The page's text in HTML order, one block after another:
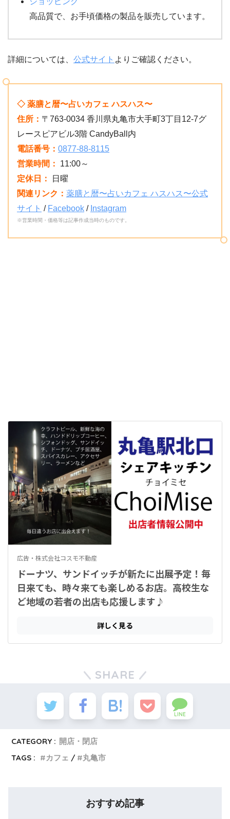
高品質で、お手頃価格の製品を販売しています。
詳細については、 公式サイト よりご確認ください。
◇ 薬膳と暦〜占いカフェ ハスハス〜
住所： 〒763-0034 香川県丸亀市大手町3丁目12-7グ
レースピアビル3階 CandyBall内
電話番号： 0877-88-8115
営業時間：
11:00～
定休日：
日曜
関連リンク： 薬膳と暦〜占いカフェ ハスハス〜公式
サイト / Facebook / Instagram
※営業時間・価格等は記事作成当時のものです。
SHARE
LINE
CATEGORY : 開店・閉店
TAGS :
カフェ 丸亀市
おすすめ記事